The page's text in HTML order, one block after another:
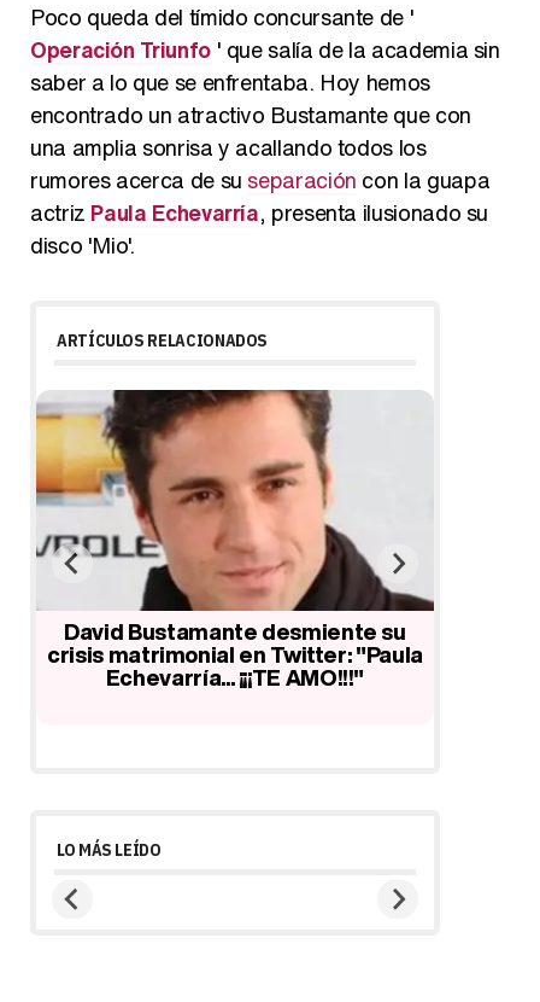
Poco queda del tímido concursante de '
Operación Triunfo' que salía de la academia sin
saber a lo que se enfrentaba. Hoy hemos
encontrado un atractivo Bustamante que con
una amplia sonrisa y acallando todos los
rumores acerca de su separación con la guapa
actriz Paula Echevarría, presenta ilusionado su
disco 'Mio'.
ARTÍCULOS RELACIONADOS
David Bustamante desmiente su
crisis matrimonial en Twitter: "Paula
LO MÁS LEÍDO